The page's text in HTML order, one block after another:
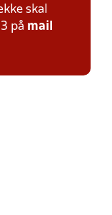
skal
på mail